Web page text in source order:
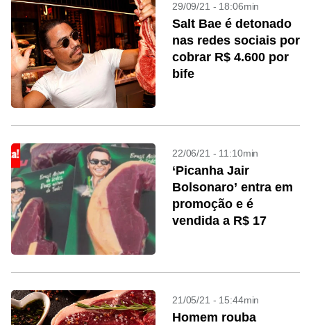
29/09/21 - 18:06min
Salt Bae é detonado
nas redes sociais por
cobrar R$ 4.600 por
bife
22/06/21 - 11:10min
‘Picanha Jair
Bolsonaro’ entra em
promoção e é
vendida a R$ 17
21/05/21 - 15:44min
Homem rouba